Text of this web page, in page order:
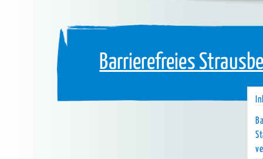
Barrierefreies